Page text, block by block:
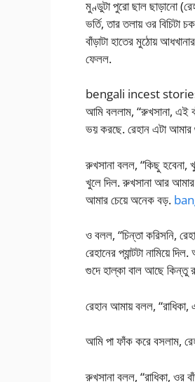
মুণ্ডুটা পুরো ছাল ছাড়ানো
ভর্তি, তার তলায় ওর
বাঁড়াটা হাতের মুঠোয়
ফেলল.
bengali incest
আমি বললাম, “রুখসানা, এই
ভয় করছে. রেহান এটা আমার
রুখসানা বলল, “কিছু হবেনা,
খুলে দিল. রুখসানা আর
আমার চেয়ে অনেক বড়.
ও বলল, “চিন্তা করিসনি,
রেহানের প্যান্টটা নামিয়ে
গুদে হাল্কা বাল আছে
রেহান আমায় বলল,
আমি পা ফাঁক করে বসলাম,
রুখসানা বলল, “রাধিকা, ওর